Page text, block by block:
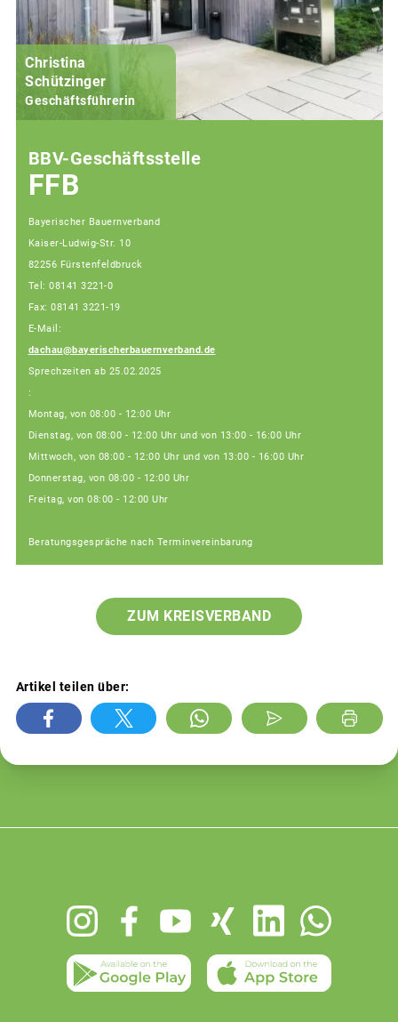
Christina
Schützinger
Geschäftsführerin
BBV-Geschäftsstelle
FFB
Bayerischer Bauernverband
Kaiser-Ludwig-Str. 10
82256 Fürstenfeldbruck
Tel: 08141 3221-0
Fax: 08141 3221-19
E-Mail:
dachau@bayerischerbauernverband.de
Sprechzeiten ab 25.02.2025
:
Montag, von 08:00 - 12:00 Uhr
Dienstag, von 08:00 - 12:00 Uhr und von 13:00 - 16:00 Uhr
Mittwoch, von 08:00 - 12:00 Uhr und von 13:00 - 16:00 Uhr
Donnerstag, von 08:00 - 12:00 Uhr
Freitag, von 08:00 - 12:00 Uhr
Beratungsgespräche nach Terminvereinbarung
ZUM KREISVERBAND
Artikel teilen über: